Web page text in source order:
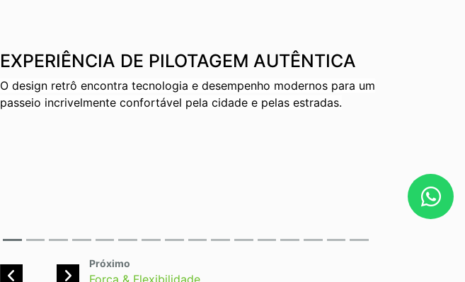
EXPERIÊNCIA DE PILOTAGEM AUTÊNTICA
O design retrô encontra tecnologia e desempenho modernos para um
passeio incrivelmente confortável pela cidade e pelas estradas.